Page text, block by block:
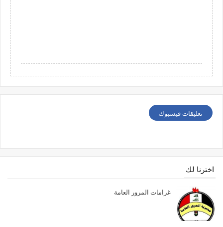
تعليقات فيسبوك
اخترنا لك
غرامات المرور العامة